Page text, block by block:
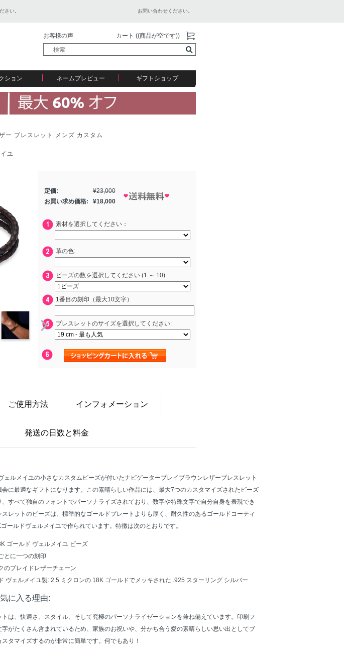
さい。 お問い合わせください。
お客様の声 カート ((商品が空です))
ション
ネームプレビュー
ギフトショップ
ー ブレスレット メンズ カスタム
ユ
定価: ¥23,000
お買い求め価格:
¥18,000
素材を選択してください：
革の色:
ビーズの数を選択してください (1 ～ 10):
1番目の刻印（最大10文字）
ブレスレットのサイズを選択してください:
ご使用方法 インフォメーション
発送の日数と料金
ェルメイユの小さなカスタムビーズが付いたナビゲーターブレイブラウンレザーブレスレット
会に最適なギフトになります。この素晴らしい作品には、最大7つのカスタマイズされたビーズ
すべて独自のフォントでパーソナライズされており、数字や特殊文字で自分自身を表現でき
スレットのビーズは、標準的なゴールドプレートよりも厚く、耐久性のあるゴールドコーティ
ールドヴェルメイユで作られています。特徴は次のとおりです。
ゴールド ヴェルメイユ ビーズ
とに一つの刻印
のブレイドレザーチェーン
ヴェルメイユ製: 2.5 ミクロンの 18K ゴールドでメッキされた .925 スターリング シルバー
に入る理由:
トは、快適さ、スタイル、そして究極のパーソナライゼーションを兼ね備えています。印刷フ
字がたくさん含まれているため、家族のお祝いや、分かち合う愛の素晴らしい思い出としてブ
タマイズするのが非常に簡単です。何でもあり！